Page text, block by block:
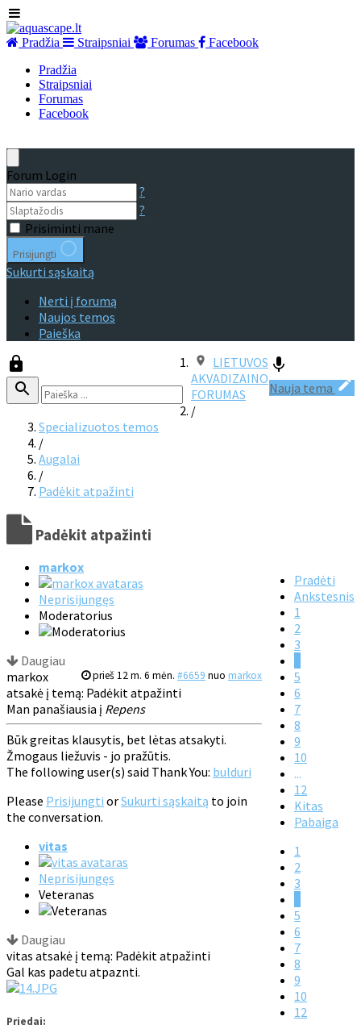
Pradžia Straipsniai Forumas
Facebook
Pradžia
Straipsniai
Forumas
Facebook
Forum Login
?
?
Prisiminti mane
Prisijungti
Sukurti sąskaitą
Nerti į forumą
Naujos temos
Paieška
Nauja tema
LIETUVOS
AKVADIZAINO
FORUMAS
/
Specializuotos temos
/
Augalai
/
Padėkit atpažinti
Padėkit atpažinti
Pradėti
Ankstesnis
1
2
3
5
6
7
8
9
10
...
12
Kitas
Pabaiga
1
2
3
5
6
7
8
9
10
12
markox
Neprisijungęs
Moderatorius
Daugiau
prieš 12 m. 6 mėn. #6659 nuo markox
markox
atsakė į temą: Padėkit atpažinti
Man panašiausia į Repens
Būk greitas klausytis, bet lėtas atsakyti.
Žmogaus liežuvis - jo pražūtis.
The following user(s) said Thank You: bulduri
Please Prisijungti orSukurti sąskaitą to join
the conversation.
vitas
Neprisijungęs
Veteranas
Daugiau
vitas atsakė į temą: Padėkit atpažinti
Gal kas padetu atpaznti.
Priedai: